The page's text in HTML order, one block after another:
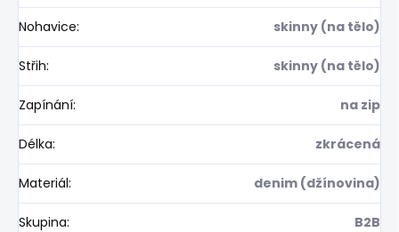
Nohavice: skinny (na tělo)
Střih: skinny (na tělo)
Zapínání: na zip
Délka: zkrácená
Materiál: denim (džínovina)
Skupina: B2B